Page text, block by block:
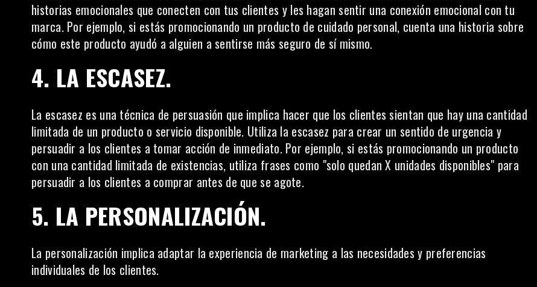
historias emocionales que conecten con tus clientes y les hagan sentir una conexión emocional con tu
marca. Por ejemplo, si estás promocionando un producto de cuidado personal, cuenta una historia sobre
cómo este producto ayudó a alguien a sentirse más seguro de sí mismo.
4. LA ESCASEZ.
La escasez es una técnica de persuasión que implica hacer que los clientes sientan que hay una cantidad
limitada de un producto o servicio disponible. Utiliza la escasez para crear un sentido de urgencia y
persuadir a los clientes a tomar acción de inmediato. Por ejemplo, si estás promocionando un producto
con una cantidad limitada de existencias, utiliza frases como "solo quedan X unidades disponibles" para
persuadir a los clientes a comprar antes de que se agote.
5. LA PERSONALIZACIÓN.
La personalización implica adaptar la experiencia de marketing a las necesidades y preferencias
individuales de los clientes.